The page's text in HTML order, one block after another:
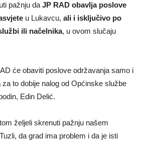
pažnju da JP RAD obavlja poslove
u Lukavcu, ali i isključivo po
ili načelnika, u ovom slučaju
će obaviti poslove održavanja samo i
to dobije nalog od Općinske službe
Edin Delić.
željeli skrenuti pažnju našem
da grad ima problem i da je isti